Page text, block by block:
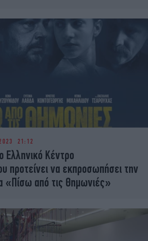
21:12
Κέντρο
προτείνει να εκπροσωπήσει την
«Πίσω από τις Θημωνιές»